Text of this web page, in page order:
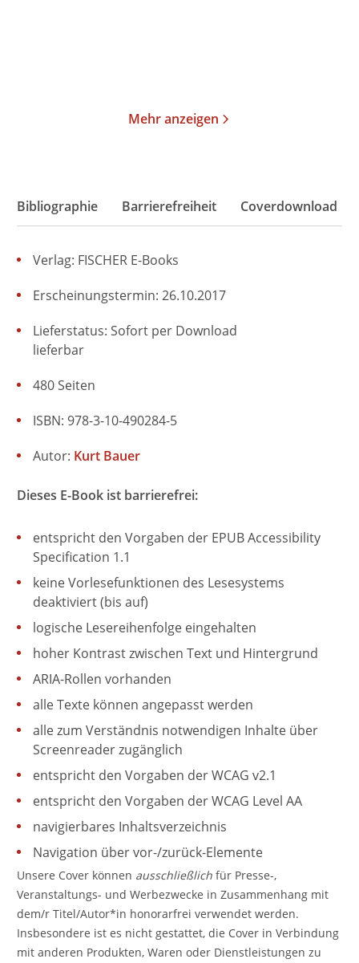
Mehr anzeigen
Bibliographie Barrierefreiheit Coverdownload
Verlag: FISCHER E-Books
Erscheinungstermin: 26.10.2017
Lieferstatus: Sofort per Download
lieferbar
ISBN: 978-3-10-490284-5
480 Seiten
Autor: Kurt Bauer
Dieses E-Book ist barrierefrei:
entspricht den Vorgaben der EPUB Accessibility
Specification 1.1
keine Vorlesefunktionen des Lesesystems
deaktiviert (bis auf)
logische Lesereihenfolge eingehalten
hoher Kontrast zwischen Text und Hintergrund
ARIA-Rollen vorhanden
alle Texte können angepasst werden
alle zum Verständnis notwendigen Inhalte über
Screenreader zugänglich
entspricht den Vorgaben der WCAG v2.1
entspricht den Vorgaben der WCAG Level AA
navigierbares Inhaltsverzeichnis
Navigation über vor-/zurück-Elemente
Unsere Cover können ausschließlichfür Presse-,
Veranstaltungs- und Werbezwecke in Zusammenhang mit
dem/r Titel/Autor*in honorarfrei verwendet werden.
Insbesondere ist es nicht gestattet, die Cover in Verbindung
mit anderen Produkten, Waren oder Dienstleistungen zu